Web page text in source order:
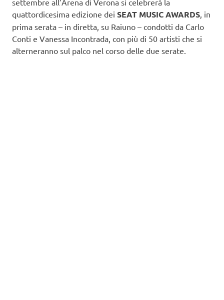
quattordicesima edizione dei SEAT MUSIC AWARDS , in
prima serata – in diretta, su Raiuno – condotti da Carlo
Conti e Vanessa Incontrada, con più di 50 artisti che si
alterneranno sul palco nel corso delle due serate.